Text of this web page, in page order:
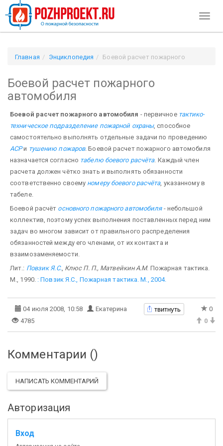
Главная Энциклопедия
Боевой расчет пожарного
Боевой расчет пожарного
автомобиля
Боевой расчет пожарного автомобиля - первичное тактико-
техническое подразделение пожарной охраны, способное
самостоятельно выполнять отдельные задачи по проведению
АСРи тушению пожаров. Боевой расчет пожарного автомобиля
назначается согласно табелю боевого расчёта. Каждый член
расчета должен чётко знать и выполнять обязанности
соответственно своему номеру боевого расчёта, указанному в
табеле.
Боевой расчёт основного пожарного автомобиля- небольшой
коллектив, поэтому успех выполнения поставленных перед ним
задач во многом зависит от правильного распределения
обязанностей между его членами, от их контакта и
взаимозаменяемости.
Лит.: Повзик Я.С. Клюс П. П., Матвейкин A.M. Пожарная тактика.
М., 1990. : Повзик Я.С., Пожарная тактика. М., 2004.
04 июля 2008, 10:58 Екатерина твитнуть
0
4785
0
Комментарии ()
НАПИСАТЬ КОММЕНТАРИЙ
Авторизация
Вход